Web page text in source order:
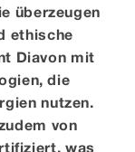
überzeugen
ethische
Diavon mit
die
nutzen.
von
was